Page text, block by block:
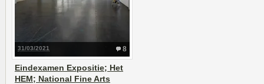
8
31/03/2021
Eindexamen Expositie; Het
HEM; National Fine Arts